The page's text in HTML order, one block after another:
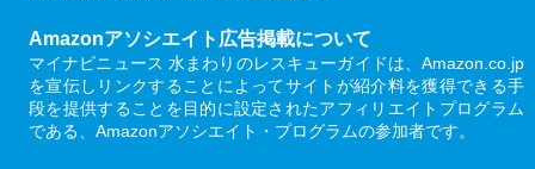
Amazonアソシエイト広告掲載について
マイナビニュース 水まわりのレスキューガイドは、Amazon.co.jp
を宣伝しリンクすることによってサイトが紹介料を獲得できる手
段を提供することを目的に設定されたアフィリエイトプログラム
である、Amazonアソシエイト・プログラムの参加者です。